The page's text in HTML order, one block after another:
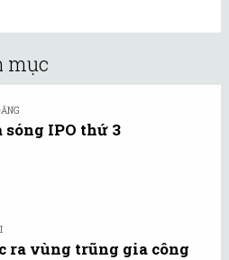
mục
sóng IPO thứ 3
ra vùng trũng gia công